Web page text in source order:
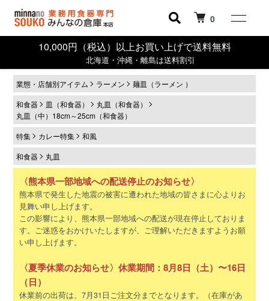
0
10,000円（税込）以上お買い上げで送料無料
北海道・沖縄・離島は送料割引
業態・店舗別アイテム ラーメン
麺皿（ラーメン ）
和食器
皿（和食器）
丸皿（和食器）
丸皿（中）18cm～25cm（和食器）
特集
カレー特集
和風
和食器
丸皿
〈熊本県一部地域への配送停止のお知らせ〉
熊本県で発生した地震の被害に遭われた地域の皆さまに心よりお
見舞い申し上げます。
この影響により、熊本県一部地域への配送が現在停止しておりま
す。ご迷惑をおかけいたしますが、ご理解いただきますようお願
い申し上げます。
〈夏季休業のお知らせ〉休業期間：8月8日（土）〜16日
（日）
休業前の出荷は、7月31日ご注文分までとなります。（在庫があ